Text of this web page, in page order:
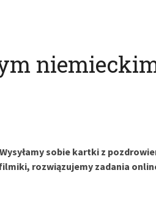
sobie kartki z
rozwiązujemy zadania